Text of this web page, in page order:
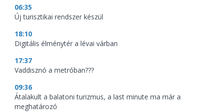
06:35
Új turisztikai rendszer készül
18:10
Digitális élménytér a lévai várban
17:37
Vaddisznó a metróban???
09:36
Átalakult a balatoni turizmus, a last minute ma már a
meghatározó